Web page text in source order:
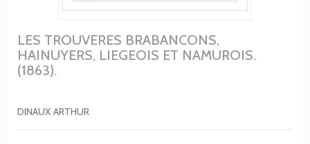
LES TROUVERES BRABANCONS,
HAINUYERS, LIEGEOIS ET NAMUROIS.
(1863).
DINAUX ARTHUR